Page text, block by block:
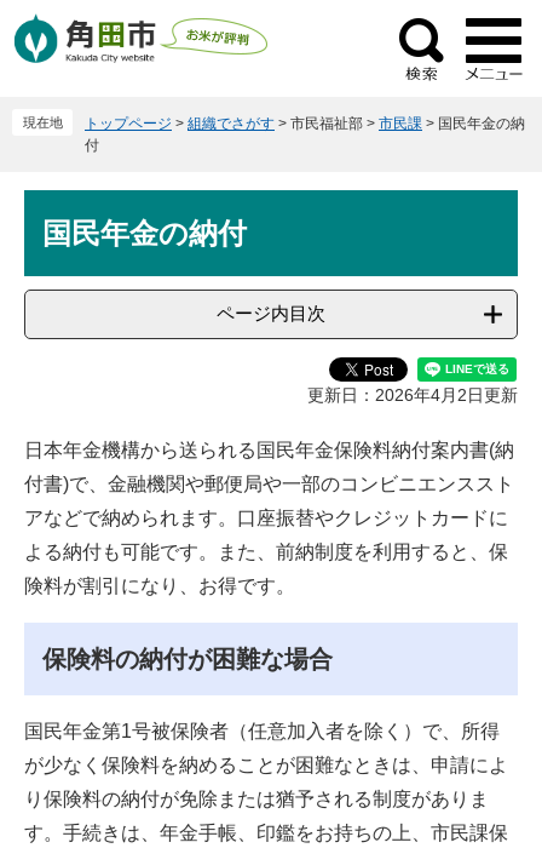
ー
ニ
検
索
現在地 トップページ > 組織でさがす > 市民福祉部 > 市民課 > 国民年金の納
付
国民年金の納付
ページ内目次
更新日：2026年4月2日更新
日本年金機構から送られる国民年金保険料納付案内書(納
付書)で、金融機関や郵便局や一部のコンビニエンススト
アなどで納められます。口座振替やクレジットカードに
よる納付も可能です。また、前納制度を利用すると、保
険料が割引になり、お得です。
保険料の納付が困難な場合
国民年金第1号被保険者（任意加入者を除く）で、所得
が少なく保険料を納めることが困難なときは、申請によ
り保険料の納付が免除または猶予される制度がありま
す。手続きは、年金手帳、印鑑をお持ちの上、市民課保